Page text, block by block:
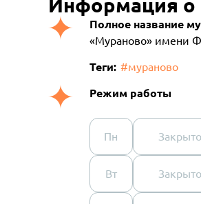
Информация о
Полное название
«Мураново» имени
Теги: #мураново
Режим работы
Пн Закрыто
Вт Закрыто